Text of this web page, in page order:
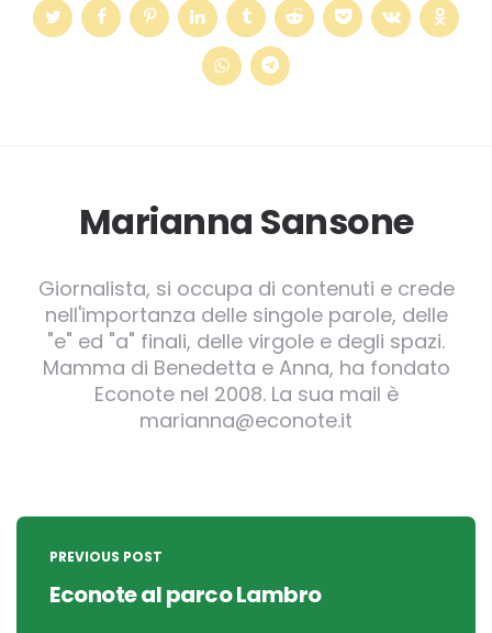
Marianna Sansone
Giornalista, si occupa di contenuti e crede
nell'importanza delle singole parole, delle
"e" ed "a" finali, delle virgole e degli spazi.
Mamma di Benedetta e Anna, ha fondato
Econote nel 2008. La sua mail è
marianna@econote.it
Post
navigation
PREVIOUS POST
Econote al parco Lambro